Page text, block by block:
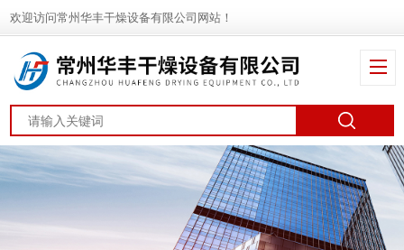
欢迎访问常州华丰干燥设备有限公司网站！